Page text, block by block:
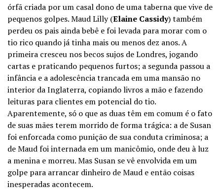
órfã criada por um casal dono de uma taberna que vive de
pequenos golpes. Maud Lilly (Elaine Cassidy) também
perdeu os pais ainda bebê e foi levada para morar com o
tio rico quando já tinha mais ou menos dez anos. A
primeira cresceu nos becos sujos de Londres, jogando
cartas e praticando pequenos furtos; a segunda passou a
infância e a adolescência trancada em uma mansão no
interior da Inglaterra, copiando livros a mão e fazendo
leituras para clientes em potencial do tio.
Aparentemente, só o que as duas têm em comum é o fato
de suas mães terem morrido de forma trágica: a de Susan
foi enforcada como punição de sua conduta criminosa; a
de Maud foi internada em um manicômio, onde deu à luz
a menina e morreu. Mas Susan se vê envolvida em um
golpe para arrancar dinheiro de Maud e então coisas
inesperadas acontecem.